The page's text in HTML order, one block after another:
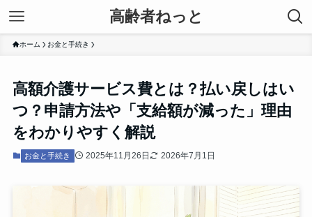
高齢者ねっと
ホーム お金と手続き
高額介護サービス費とは？払い戻しはい
つ？申請方法や「支給額が減った」理由
をわかりやすく解説
お金と手続き 2025年11月26日 2026年7月1日